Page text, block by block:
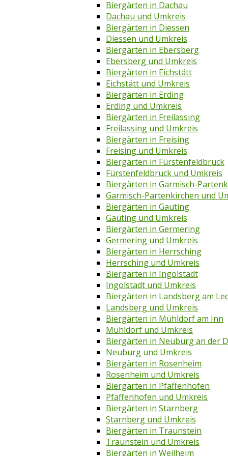
Biergärten in Dachau
Dachau und Umkreis
Biergärten in Diessen
Diessen und Umkreis
Biergärten in Ebersberg
Ebersberg und Umkreis
Biergärten in Eichstätt
Eichstätt und Umkreis
Biergärten in Erding
Erding und Umkreis
Biergärten in Freilassing
Freilassing und Umkreis
Biergärten in Freising
Freising und Umkreis
Biergärten in Fürstenfeldbruck
Fürstenfeldbruck und Umkreis
Biergärten in Garmisch-
Garmisch-Partenkirchen und
Biergärten in Gauting
Gauting und Umkreis
Biergärten in Germering
Germering und Umkreis
Biergärten in Herrsching
Herrsching und Umkreis
Biergärten in Ingolstadt
Ingolstadt und Umkreis
Biergärten in Landsberg am
Landsberg und Umkreis
Biergärten in Mühldorf am Inn
Mühldorf und Umkreis
Biergärten in Neuburg an der
Neuburg und Umkreis
Biergärten in Rosenheim
Rosenheim und Umkreis
Biergärten in Pfaffenhofen
Pfaffenhofen und Umkreis
Biergärten in Starnberg
Starnberg und Umkreis
Biergärten in Traunstein
Traunstein und Umkreis
Biergärten in Weilheim